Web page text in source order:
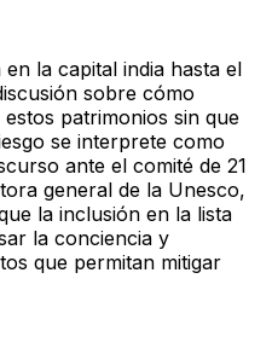
la capital india hasta el
sobre cómo
patrimonios sin que
se interprete como
ante el comité de 21
general de la Unesco,
la inclusión en la lista
la conciencia y
que permitan mitigar